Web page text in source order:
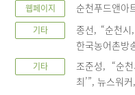
웹페이지 순천푸드앤아
기타
종선, “순천
한국농어촌방
기타
조준성, “순
최’”, 뉴스워